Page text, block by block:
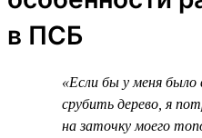
в ПСБ
«Если бы у меня
срубить дерево, я
на заточку моего